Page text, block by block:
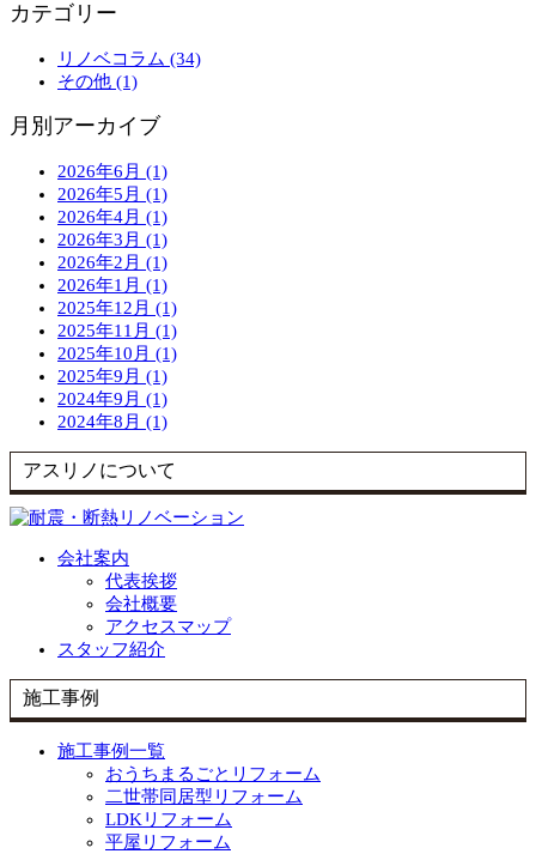
カテゴリー
リノベコラム (34)
その他 (1)
月別アーカイブ
2026年6月 (1)
2026年5月 (1)
2026年4月 (1)
2026年3月 (1)
2026年2月 (1)
2026年1月 (1)
2025年12月 (1)
2025年11月 (1)
2025年10月 (1)
2025年9月 (1)
2024年9月 (1)
2024年8月 (1)
アスリノについて
会社案内
代表挨拶
会社概要
アクセスマップ
スタッフ紹介
施工事例
施工事例一覧
おうちまるごとリフォーム
二世帯同居型リフォーム
LDKリフォーム
平屋リフォーム